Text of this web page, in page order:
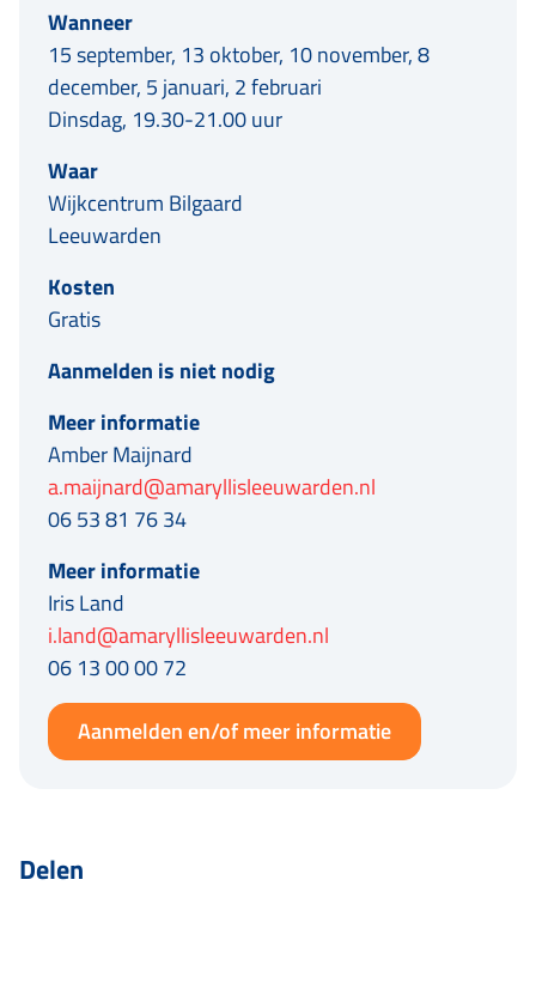
Wanneer
15 september, 13 oktober, 10 november, 8
december, 5 januari, 2 februari
Dinsdag, 19.30-21.00 uur
Waar
Wijkcentrum Bilgaard
Leeuwarden
Kosten
Gratis
Aanmelden is niet nodig
Meer informatie
Amber Maijnard
a.maijnard@amaryllisleeuwarden.nl
06 53 81 76 34
Meer informatie
Iris Land
i.land@amaryllisleeuwarden.nl
06 13 00 00 72
Aanmelden en/of meer informatie
Delen